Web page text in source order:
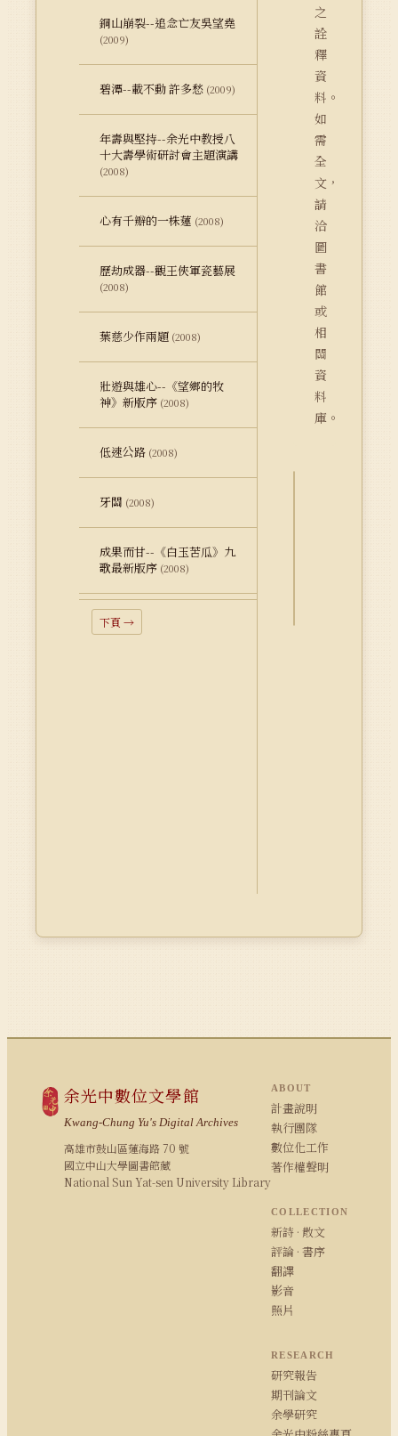
銅山崩裂--追念亡友吳望堯
(2009)
碧潭--載不動 許多愁 (2009)
年壽與堅持--余光中教授八
十大壽學術研討會主題演講
(2008)
心有千瓣的一株蓮 (2008)
歷劫成器--觀王俠軍瓷藝展
(2008)
葉慈少作兩題 (2008)
壯遊與雄心--《望鄉的牧
神》新版序 (2008)
低速公路 (2008)
牙關 (2008)
成果而甘--《白玉苦瓜》九
歌最新版序 (2008)
下頁 →
之
詮
釋
資
料。
如
需
全
文，
請
洽
圖
書
館
或
相
關
資
料
庫。
余光中數位文學館
Kwang-Chung Yu's Digital Archives
高雄市鼓山區蓮海路 70 號
國立中山大學圖書館藏
National Sun Yat-sen University Library
ABOUT
計畫說明
執行團隊
數位化工作
著作權聲明
COLLECTION
新詩 · 散文
評論 · 書序
翻譯
影音
照片
RESEARCH
研究報告
期刊論文
余學研究